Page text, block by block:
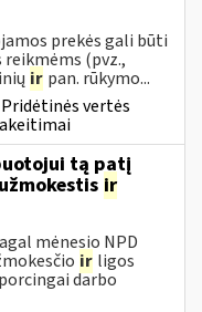
prekės gali būti
(pvz.,
ir pan. rūkymo...
Pridėtinės vertės
tą patį
ir
mėnesio NPD
ir ligos
darbo